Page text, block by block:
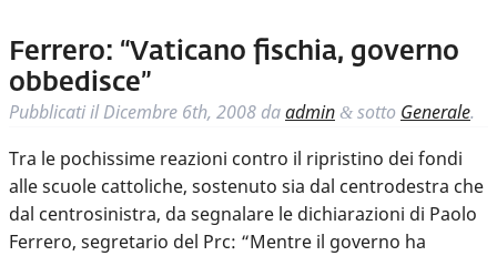
Ferrero: “Vaticano fischia, governo
obbedisce”
Pubblicati ilDicembre 6th, 2008 daadmin & sotto Generale.
Tra le pochissime reazioni contro il ripristino dei fondi
alle scuole cattoliche, sostenuto sia dal centrodestra che
dal centrosinistra, da segnalare le dichiarazioni di Paolo
Ferrero, segretario del Prc: “Mentre il governo ha